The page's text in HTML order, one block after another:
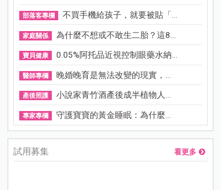
部落客專欄 不買手機給孩子，就要被貼「...
家庭關係 為什麼不想或不敢生二胎？這8...
寶貝健康 0.05%阿托品近視控制眼藥水納...
醫師專欄 晚婚晚育是無法改變的現實，...
產後照護 小說家青竹酒產後成半植物人...
專家專欄 守護寶寶的黃金睡眠：為什麼...
試用募集 看更多